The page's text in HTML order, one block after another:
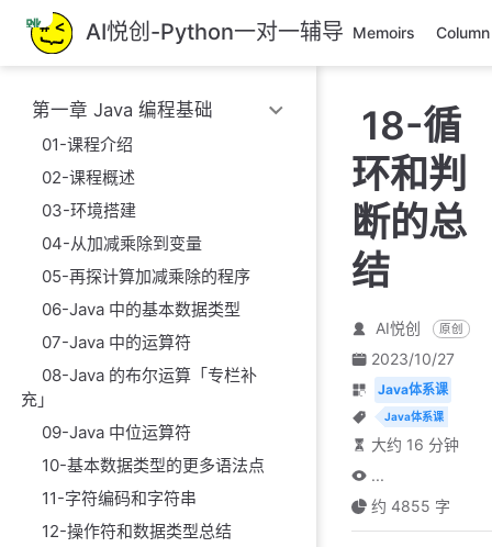
跳
至
主
要
內
AI悦创-Python一对一辅导 Memoirs Column
第一章 Java 编程基础
01-课程介绍
02-课程概述
03-环境搭建
04-从加减乘除到变量
05-再探计算加减乘除的程序
06-Java 中的基本数据类型
07-Java 中的运算符
08-Java 的布尔运算「专栏补
充」
09-Java 中位运算符
10-基本数据类型的更多语法点
11-字符编码和字符串
12-操作符和数据类型总结
18-循
环和判
断的总
结
AI悦创 原创
2023/10/27
Java体系课
Java体系课
大约 16 分钟
...
约 4855 字